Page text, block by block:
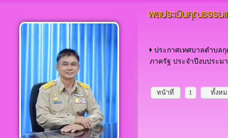
ผลประเมินคุณธรรม
ประกาศเทศบาลตำบล
ภาครัฐ ประจำปีงบประม
หน้าที่ 1 ทั้งห